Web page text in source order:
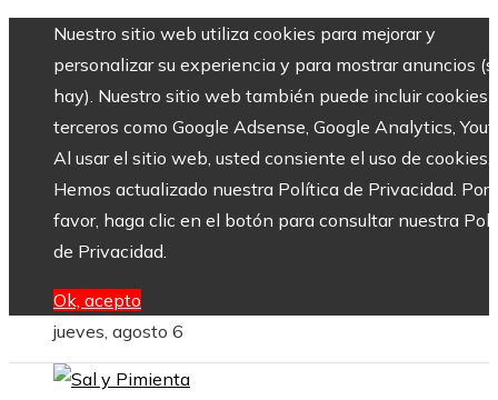
Nuestro sitio web utiliza cookies para mejorar y
personalizar su experiencia y para mostrar anuncios
hay). Nuestro sitio web también puede incluir cookies
terceros como Google Adsense, Google Analytics,
Al usar el sitio web, usted consiente el uso de cookies.
Hemos actualizado nuestra Política de Privacidad. Por
favor, haga clic en el botón para consultar nuestra
de Privacidad.
Ok, acepto
jueves, agosto 6